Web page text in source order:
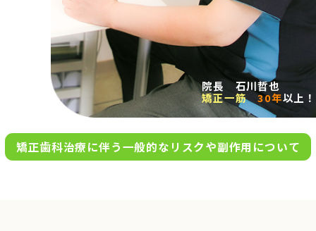
アクセス
お問い合わせ
完全
0120-695-578
院長 石川哲也
矯正一筋
30年以上！
矯正歯科治療に伴う一般的なリスクや副作用について